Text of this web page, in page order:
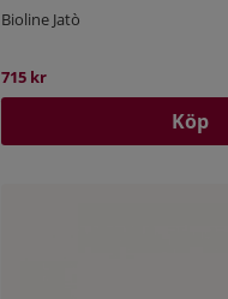
Bioline Jatò
715 kr
Köp